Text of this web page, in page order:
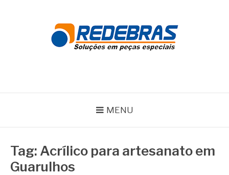
MENU
Tag: Acrílico para artesanato em
Guarulhos